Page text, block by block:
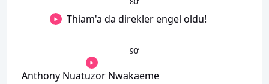
Thiam'a da direkler engel oldu!
90’
Anthony Nuatuzor Nwakaeme